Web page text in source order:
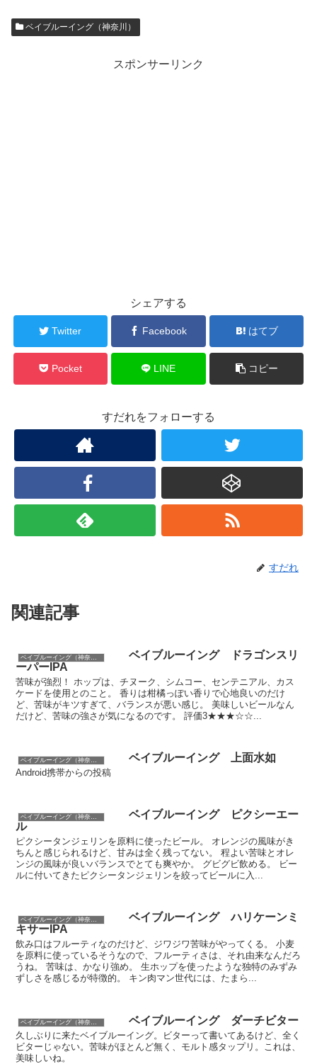
ベイブルーイング（神奈川）
スポンサーリンク
シェアする
Twitter Facebook はてブ
Pocket LINE コピー
すだれをフォローする
すだれ
関連記事
ベイブルーイング ドラゴンスリ
ーパーIPA
苦味が強烈！ ホップは、チヌーク、シムコー、センテニアル、カス
ケードを使用とのこと。 香りは柑橘っぽい香りで心地良いのだけ
ど、苦味がキツすぎて、バランスが悪い感じ。 美味しいビールなん
だけど、苦味の強さが気になるのです。 評価3★★★☆☆...
ベイブルーイング 上面水如
Android携帯からの投稿
ベイブルーイング ピクシーエー
ル
ピクシータンジェリンを原料に使ったビール。 オレンジの風味がき
ちんと感じられるけど、甘みは全く残ってない。 程よい苦味とオレ
ンジの風味が良いバランスでとても爽やか。 グビグビ飲める。 ビー
ルに付いてきたピクシータンジェリンを絞ってビールに入...
ベイブルーイング（神奈川）
ベイブルーイング ハリケーンミ
キサーIPA
飲み口はフルーティなのだけど、ジワジワ苦味がやってくる。 小麦
を原料に使っているそうなので、フルーティさは、それ由来なんだろ
うね。 苦味は、かなり強め。 生ホップを使ったような独特のみずみ
ずしさを感じるが特徴的。 キン肉マン世代には、たまら...
ベイブルーイング（神奈川） ベイブルーイング ダーチビター
久しぶりに来たベイブルーイング。ビターって書いてあるけど、全く
ビターじゃない。苦味がほとんど無く、モルト感タップリ。これは、
美味しいね。